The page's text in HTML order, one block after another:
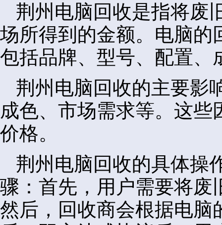
荆州电脑回收是指将废
场所得到的金额。电脑的
包括品牌、型号、配置、
荆州电脑回收的主要影
成色、市场需求等。这
价格。
荆州电脑回收的具体操
骤：首先，用户需要将废
然后，回收商会根据电脑